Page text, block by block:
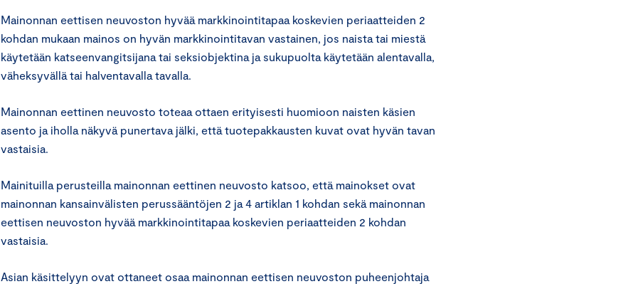
Mainonnan eettisen neuvoston hyvää markkinointitapaa koskevien periaatteiden 2
kohdan mukaan mainos on hyvän markkinointitavan vastainen, jos naista tai miestä
käytetään katseenvangitsijana tai seksiobjektina ja sukupuolta käytetään alentavalla,
väheksyvällä tai halventavalla tavalla.
Mainonnan eettinen neuvosto toteaa ottaen erityisesti huomioon naisten käsien
asento ja iholla näkyvä punertava jälki, että tuotepakkausten kuvat ovat hyvän tavan
vastaisia.
Mainituilla perusteilla mainonnan eettinen neuvosto katsoo, että mainokset ovat
mainonnan kansainvälisten perussääntöjen 2 ja 4 artiklan 1 kohdan sekä mainonnan
eettisen neuvoston hyvää markkinointitapaa koskevien periaatteiden 2 kohdan
vastaisia.
Asian käsittelyyn ovat ottaneet osaa mainonnan eettisen neuvoston puheenjohtaja